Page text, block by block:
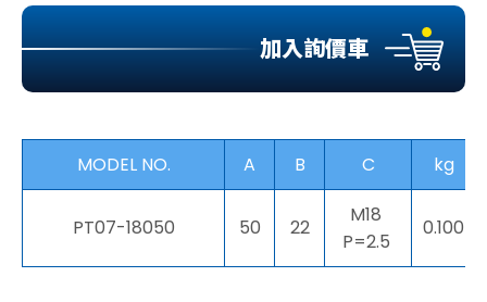
加入詢價車
MODEL NO. A B C kg
PT07-18050 50 22
M18
P=2.5
0.100